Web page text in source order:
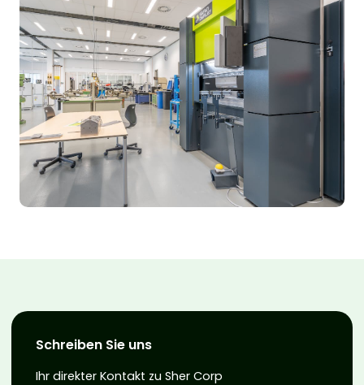
Schreiben Sie uns
Ihr direkter Kontakt zu Sher Corp